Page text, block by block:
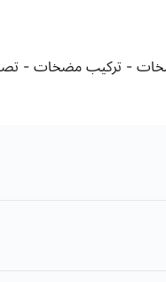
- تركيب مضخات -